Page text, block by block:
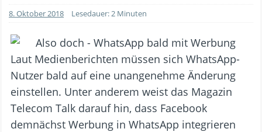
8. Oktober 2018 Lesedauer: 2 Minuten
Laut Medienberichten müssen sich WhatsApp-
Nutzer bald auf eine unangenehme Änderung
einstellen. Unter anderem weist das Magazin
Telecom Talk darauf hin, dass Facebook
demnächst Werbung in WhatsApp integrieren